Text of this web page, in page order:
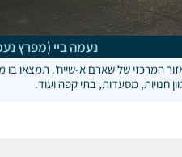
נעמה ביי (מפרץ
המרכזי של שארם א-שייח'. תמצאו בו
חנויות, מסעדות, בתי קפה ועוד.